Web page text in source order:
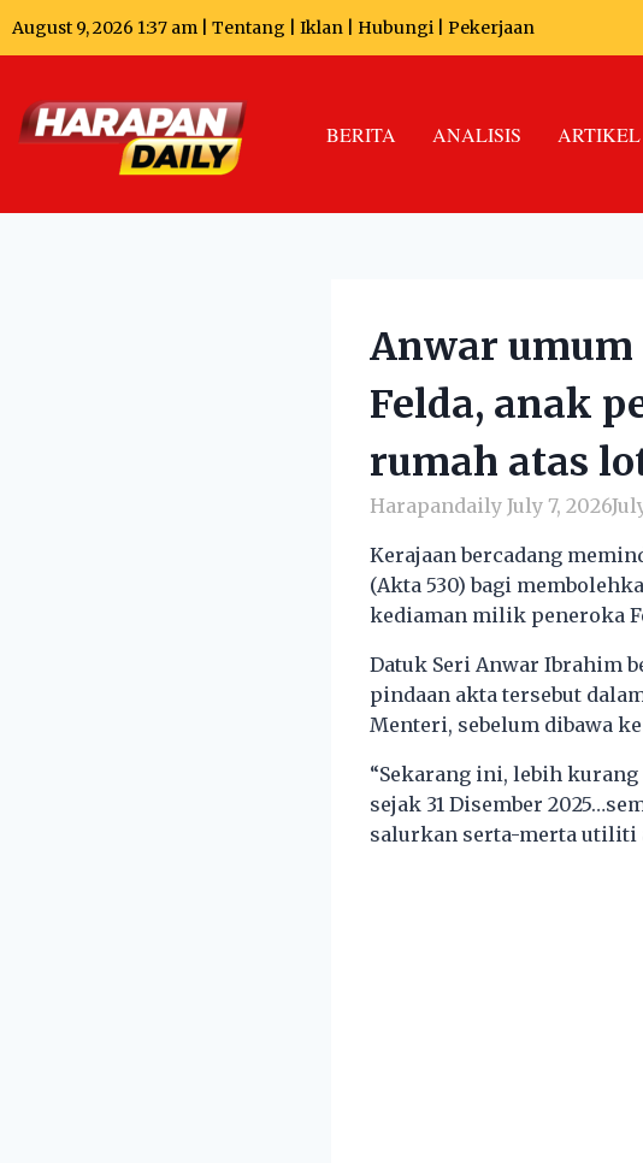
August 9, 2026 1:37 am | Tentang Iklan Hubungi Pekerjaan
BERITA ANALISIS ARTIKEL
Anwar
Felda, anak
rumah atas
Harapandaily July 7, 2026
Kerajaan bercadang
(Akta 530) bagi
kediaman milik peneroka
Datuk Seri Anwar Ibrahim
pindaan akta tersebut
Menteri, sebelum dibawa
“Sekarang ini, lebih
sejak 31 Disember
salurkan serta-merta utiliti